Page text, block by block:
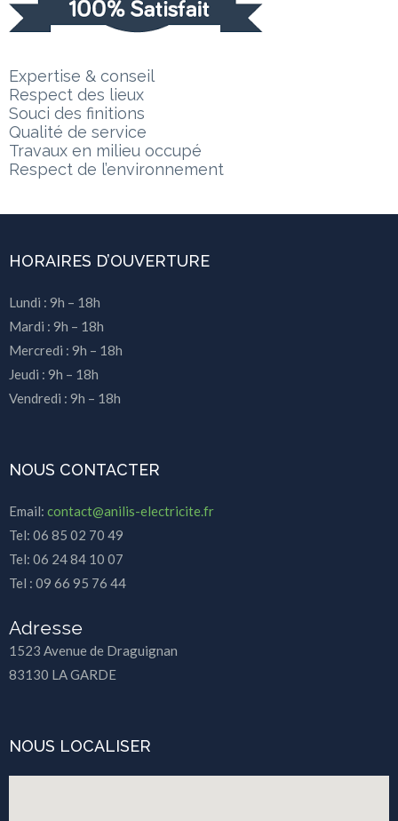
Expertise & conseil
Respect des lieux
Souci des finitions
Qualité de service
Travaux en milieu occupé
Respect de l’environnement
HORAIRES D’OUVERTURE
Lundi : 9h – 18h
Mardi : 9h – 18h
Mercredi : 9h – 18h
Jeudi : 9h – 18h
Vendredi : 9h – 18h
NOUS CONTACTER
Email: contact@anilis-electricite.fr
Tel: 06 85 02 70 49
Tel: 06 24 84 10 07
Tel : 09 66 95 76 44
Adresse
1523 Avenue de Draguignan
83130 LA GARDE
NOUS LOCALISER